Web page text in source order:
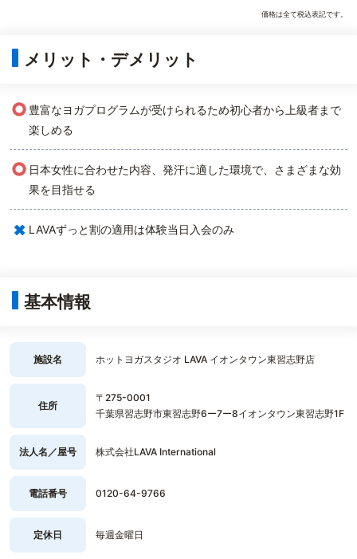
価格は全て税込表記です。
メリット・デメリット
○ 豊富なヨガプログラムが受けられるため初心者から上級者まで
楽しめる
○ 日本女性に合わせた内容、発汗に適した環境で、さまざまな効
果を目指せる
× LAVAずっと割の適用は体験当日入会のみ
基本情報
施設名 ホットヨガスタジオ LAVA イオンタウン東習志野店
住所
〒275-0001
千葉県習志野市東習志野6ー7ー8イオンタウン東習志野1F
法人名／屋号 株式会社LAVA International
電話番号 0120-64-9766
定休日 毎週金曜日